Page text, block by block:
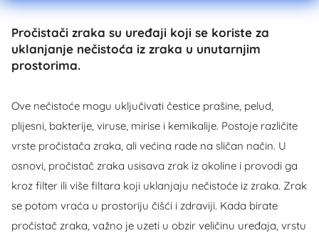
Pročistači zraka su uređaji koji se koriste za
uklanjanje nečistoća iz zraka u unutarnjim
prostorima.
Ove nečistoće mogu uključivati čestice prašine, pelud,
plijesni, bakterije, viruse, mirise i kemikalije. Postoje različite
vrste pročistača zraka, ali većina rade na sličan način. U
osnovi, pročistač zraka usisava zrak iz okoline i provodi ga
kroz filter ili više filtara koji uklanjaju nečistoće iz zraka. Zrak
se potom vraća u prostoriju čišći i zdraviji. Kada birate
pročistač zraka, važno je uzeti u obzir veličinu uređaja, vrstu